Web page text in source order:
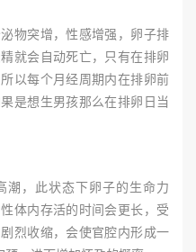
突增，性感增强，卵子排
就会自动死亡，只有在排卵
以每个月经周期内在排卵前
是想生男孩那么在排卵日当
，此状态下卵子的生命力
体内存活的时间会更长，受
烈收缩，会使官腔内形成一